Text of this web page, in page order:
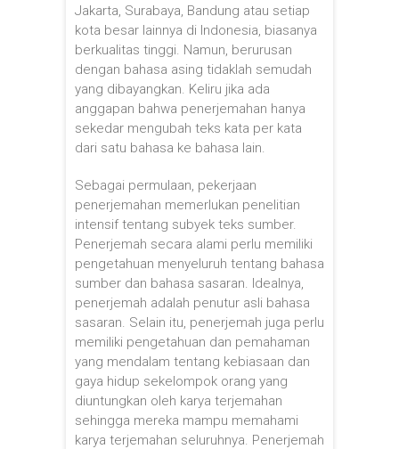
Jakarta, Surabaya, Bandung atau setiap
kota besar lainnya di Indonesia, biasanya
berkualitas tinggi. Namun, berurusan
dengan bahasa asing tidaklah semudah
yang dibayangkan. Keliru jika ada
anggapan bahwa penerjemahan hanya
sekedar mengubah teks kata per kata
dari satu bahasa ke bahasa lain.
Sebagai permulaan, pekerjaan
penerjemahan memerlukan penelitian
intensif tentang subyek teks sumber.
Penerjemah secara alami perlu memiliki
pengetahuan menyeluruh tentang bahasa
sumber dan bahasa sasaran. Idealnya,
penerjemah adalah penutur asli bahasa
sasaran. Selain itu, penerjemah juga perlu
memiliki pengetahuan dan pemahaman
yang mendalam tentang kebiasaan dan
gaya hidup sekelompok orang yang
diuntungkan oleh karya terjemahan
sehingga mereka mampu memahami
karya terjemahan seluruhnya. Penerjemah